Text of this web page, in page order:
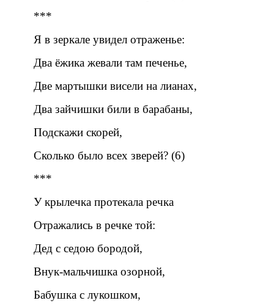
***
Я в зеркале увидел отраженье:
Два ёжика жевали там печенье,
Две мартышки висели на лианах,
Два зайчишки били в барабаны,
Подскажи скорей,
Сколько было всех зверей? (6)
***
У крылечка протекала речка
Отражались в речке той:
Дед с седою бородой,
Внук-мальчишка озорной,
Бабушка с лукошком,